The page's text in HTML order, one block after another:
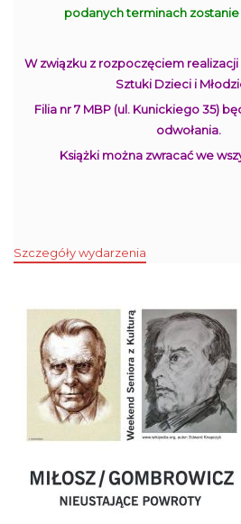
podanych terminach
W związku z rozpoczęciem
Sztuki Dzieci i
Filia nr 7 MBP (ul. Kunickiego 35)
odwołania.
Książki można zwracać we
Szczegóły wydarzenia